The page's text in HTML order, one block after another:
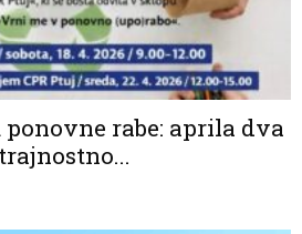
rabe: aprila dva